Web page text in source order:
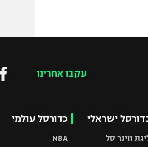
עקבו אחרינו
ישראלי
ווינר סל
כדורסל עולמי
NBA